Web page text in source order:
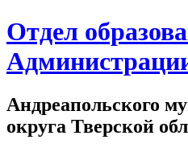
Отдел
Андреапольского
округа Тверской